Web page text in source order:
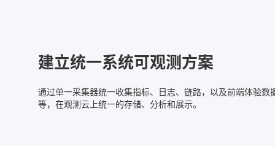
建立统一系统可观测方案
通过单一采集器统一收集指标、日志、链路，以及前端体验数
等，在观测云上统一的存储、分析和展示。